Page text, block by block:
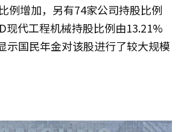
例增加，另有74家公司持股比例
现代工程机械持股比例由13.21%
示国民年金对该股进行了较大规模